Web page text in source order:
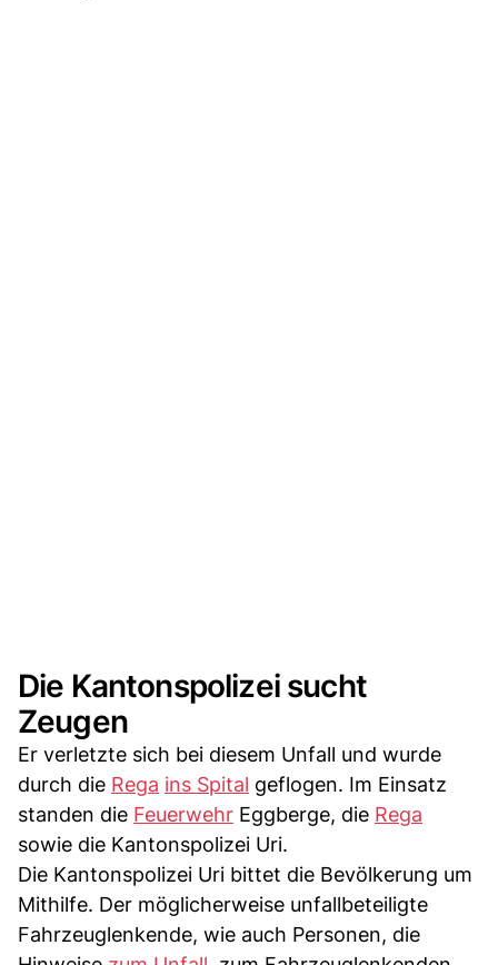
Die Kantonspolizei sucht
Zeugen
Er verletzte sich bei diesem Unfall und wurde
durch die Rega ins Spital geflogen. Im Einsatz
standen die Feuerwehr Eggberge, die Rega
sowie die Kantonspolizei Uri.
Die Kantonspolizei Uri bittet die Bevölkerung um
Mithilfe. Der möglicherweise unfallbeteiligte
Fahrzeuglenkende, wie auch Personen, die